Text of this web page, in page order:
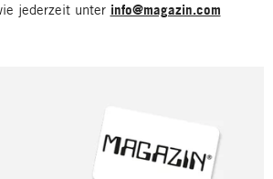
jederzeit unter info@magazin.com